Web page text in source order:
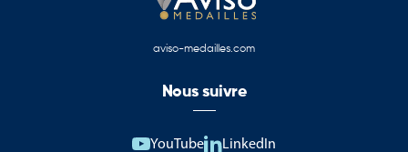
aviso-medailles.com
Nous suivre
YouTube LinkedIn